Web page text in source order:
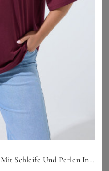
CREAMY FABRICS
69,99
CREAMY FABRICS
Limited Collection Oberteil Mit Schleife Und Perlen In Dunkelrot Size 40